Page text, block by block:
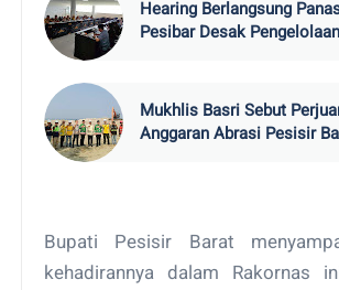
Hearing Berlangsung
Pesibar Desak
Mukhlis Basri Sebut
Anggaran Abrasi Pesisir
Bupati Pesisir Barat
kehadirannya dalam Rakornas